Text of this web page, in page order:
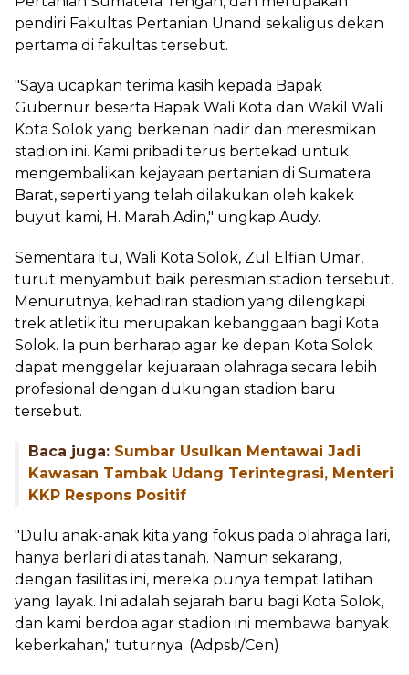
pendiri Fakultas Pertanian Unand sekaligus dekan
pertama di fakultas tersebut.
"Saya ucapkan terima kasih kepada Bapak
Gubernur beserta Bapak Wali Kota dan Wakil Wali
Kota Solok yang berkenan hadir dan meresmikan
stadion ini. Kami pribadi terus bertekad untuk
mengembalikan kejayaan pertanian di Sumatera
Barat, seperti yang telah dilakukan oleh kakek
buyut kami, H. Marah Adin," ungkap Audy.
Sementara itu, Wali Kota Solok, Zul Elfian Umar,
turut menyambut baik peresmian stadion tersebut.
Menurutnya, kehadiran stadion yang dilengkapi
trek atletik itu merupakan kebanggaan bagi Kota
Solok. Ia pun berharap agar ke depan Kota Solok
dapat menggelar kejuaraan olahraga secara lebih
profesional dengan dukungan stadion baru
tersebut.
Baca juga: Sumbar Usulkan Mentawai Jadi
Kawasan Tambak Udang Terintegrasi, Menteri
KKP Respons Positif
"Dulu anak-anak kita yang fokus pada olahraga lari,
hanya berlari di atas tanah. Namun sekarang,
dengan fasilitas ini, mereka punya tempat latihan
yang layak. Ini adalah sejarah baru bagi Kota Solok,
dan kami berdoa agar stadion ini membawa banyak
keberkahan," tuturnya. (Adpsb/Cen)